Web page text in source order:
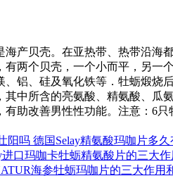
海产贝壳。在亚热带、热带沿海
有两个贝壳，一个小而平，另一
铝、硅及氧化铁等．牡蛎煅烧
中所含的亮氨酸、精氨酸、瓜
助改善男性性功能。注意：6
阳吗 德国Selay精氨酸玛咖片多
口玛咖卡牡蛎精氨酸片的三大作
海参牡蛎玛咖片的三大作用